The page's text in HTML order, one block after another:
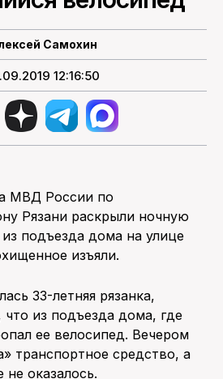
ПО САЙТУ
Самохин
12:16:50
МВД России по
Рязани раскрыли ночную
подъезда дома на улице
изъяли.
33-летняя рязанка,
что из подъезда дома, где
ее велосипед. Вечером
транспортное средство, а
не оказалось.